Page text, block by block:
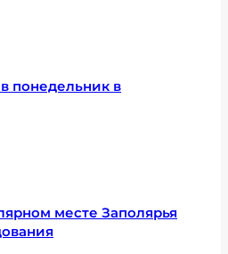
понедельник в
месте Заполярья